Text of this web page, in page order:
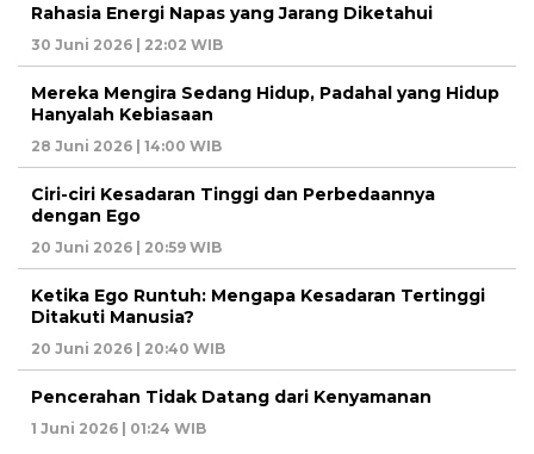
Rahasia Energi Napas yang Jarang Diketahui
30 Juni 2026 | 22:02 WIB
Mereka Mengira Sedang Hidup, Padahal yang Hidup
Hanyalah Kebiasaan
28 Juni 2026 | 14:00 WIB
Ciri-ciri Kesadaran Tinggi dan Perbedaannya
dengan Ego
20 Juni 2026 | 20:59 WIB
Ketika Ego Runtuh: Mengapa Kesadaran Tertinggi
Ditakuti Manusia?
20 Juni 2026 | 20:40 WIB
Pencerahan Tidak Datang dari Kenyamanan
1 Juni 2026 | 01:24 WIB